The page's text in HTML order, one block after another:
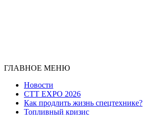
ГЛАВНОЕ МЕНЮ
Новости
CTT EXPO 2026
Как продлить жизнь спецтехнике?
Топливный кризис